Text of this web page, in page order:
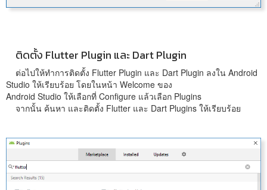
ติดตั้ง Flutter Plugin และ Dart Plugin
ต่อไปให้ทำการติดตั้ง Flutter Plugin และ Dart Plugin ลงใน Android
Studio ให้เรียบร้อย โดยในหน้า Welcome ของ
Android Studio ให้เลือกที่ Configure แล้วเลือก Plugins
จากนั้น ค้นหา และติดตั้ง Flutter และ Dart Plugins ให้เรียบร้อย